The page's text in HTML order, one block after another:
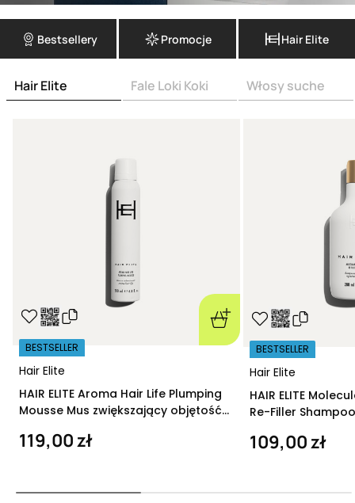
Bestsellery Promocje Hair Elite
Hair Elite Fale Loki Koki Włosy suche
Hair Elite
BESTSELLER
HAIR ELITE Aroma Hair Life Plumping
Mousse Mus zwiększający objętość
119,00 zł
Hair Elite
BESTSELLER
HAIR ELITE
Re-Filler
109,00 zł